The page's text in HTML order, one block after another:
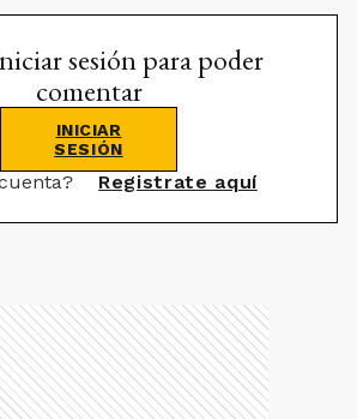
sesión para poder
comentar
INICIAR
SESIÓN
Registrate aquí